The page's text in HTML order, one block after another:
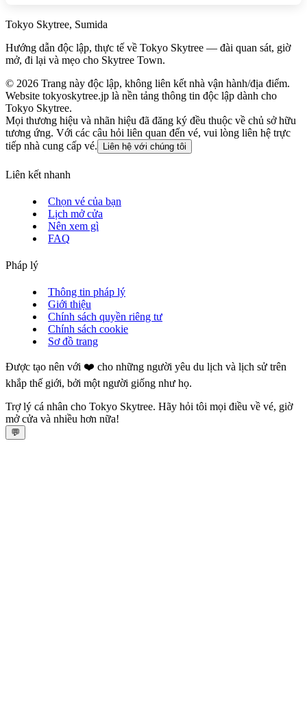
Tokyo Skytree, Sumida
Hướng dẫn độc lập, thực tế về Tokyo Skytree — đài quan sát, giờ
mở, đi lại và mẹo cho Skytree Town.
© 2026 Trang này độc lập, không liên kết nhà vận hành/địa điểm.
Website tokyoskytree.jp là nền tảng thông tin độc lập dành cho
Tokyo Skytree.
Mọi thương hiệu và nhãn hiệu đã đăng ký đều thuộc về chủ sở hữu
tương ứng. Với các câu hỏi liên quan đến vé, vui lòng liên hệ trực
tiếp nhà cung cấp vé.
Liên hệ với chúng tôi
Liên kết nhanh
Chọn vé của bạn
Lịch mở cửa
Nên xem gì
FAQ
Pháp lý
Thông tin pháp lý
Giới thiệu
Chính sách quyền riêng tư
Chính sách cookie
Sơ đồ trang
Được tạo nên với ❤️ cho những người yêu du lịch và lịch sử trên
khắp thế giới, bởi một người giống như họ.
Trợ lý cá nhân cho Tokyo Skytree. Hãy hỏi tôi mọi điều về vé, giờ
mở cửa và nhiều hơn nữa!
💬